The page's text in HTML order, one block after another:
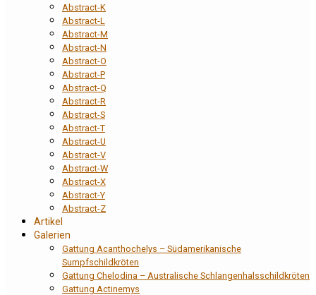
Abstract-K
Abstract-L
Abstract-M
Abstract-N
Abstract-O
Abstract-P
Abstract-Q
Abstract-R
Abstract-S
Abstract-T
Abstract-U
Abstract-V
Abstract-W
Abstract-X
Abstract-Y
Abstract-Z
Artikel
Galerien
Gattung Acanthochelys – Südamerikanische
Sumpfschildkröten
Gattung Chelodina – Australische Schlangenhalsschildkröten
Gattung Actinemys